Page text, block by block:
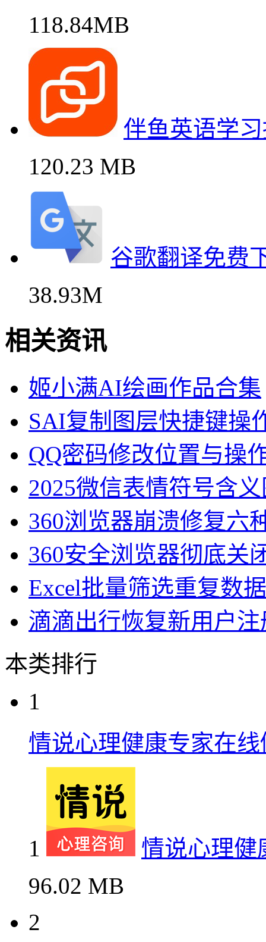
118.84MB
伴鱼英语学
120.23 MB
谷歌翻译免费
38.93M
相关资讯
姬小满AI绘画作品合集
SAI复制图层快捷键操
QQ密码修改位置与操
2025微信表情符号含
360浏览器崩溃修复六
360安全浏览器彻底关
Excel批量筛选重复数
滴滴出行恢复新用户
本类排行
1
情说心理健康专家在线
1
情说心理健
96.02 MB
2